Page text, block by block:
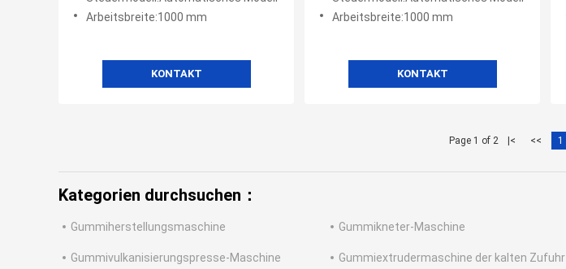
Arbeitsbreite:1000 mm
KONTAKT
Arbeitsbreite:1000 mm
KONTAKT
Page 1 of 2 |< << 1
Kategorien durchsuchen：
Gummiherstellungsmaschine Gummikneter-Maschine
Gummivulkanisierungspresse-Maschine Gummiextrudermaschine der kalten Zufuhr